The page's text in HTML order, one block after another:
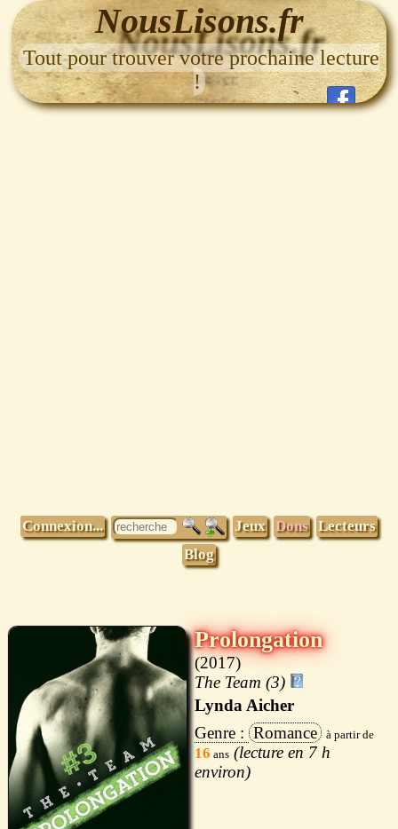
NousLisons.fr
Tout pour trouver votre prochaine lecture
!
Connexion... Jeux Dons Lecteurs
Blog
Prolongation
2017
The Team (3)
Lynda Aicher
Romance
16 7 h